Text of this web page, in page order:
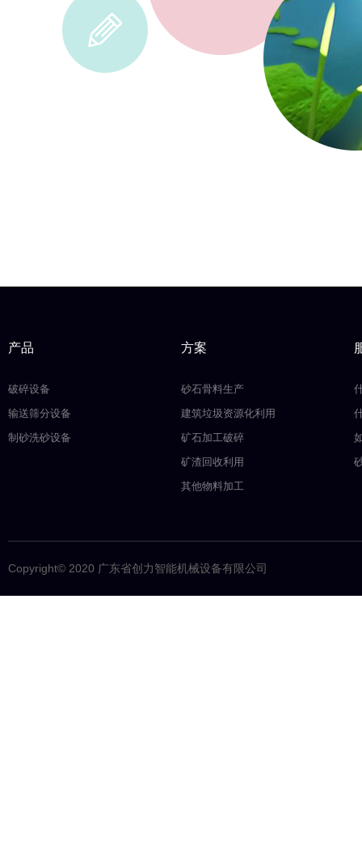
产品
破碎设备
输送筛分设备
制砂洗砂设备
方案
砂石骨料生产
建筑垃圾资源化利用
矿石加工破碎
矿渣回收利用
其他物料加工
Copyright© 2020 广东省创力智能机械设备有限公司